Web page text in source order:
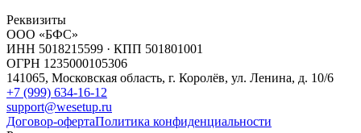
Реквизиты
ООО «БФС»
ИНН 5018215599 · КПП 501801001
ОГРН 1235000105306
141065, Московская область, г. Королёв, ул. Ленина, д. 10/6
+7 (999) 634-16-12
support@wesetup.ru
Договор-офертаПолитика конфиденциальности